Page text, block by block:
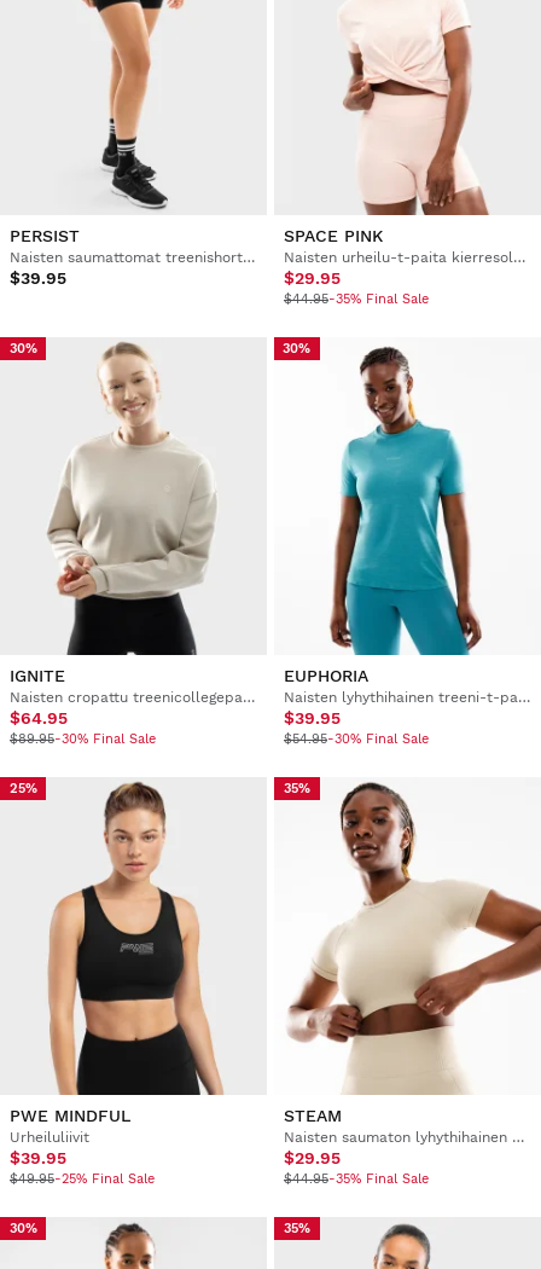
PERSIST
Naisten saumattomat treenishortsit
$39.95
SPACE PINK
Naisten urheilu-t-paita kierresolmulla
$29.95
$44.95-35% Final Sale
30%
IGNITE
Naisten cropattu treenicollegepaita
$64.95
$89.95-30% Final Sale
30%
EUPHORIA
Naisten lyhythihainen treeni-t-paita
$39.95
$54.95-30% Final Sale
25%
PWE MINDFUL
Urheiluliivit
$39.95
$49.95-25% Final Sale
35%
STEAM
Naisten saumaton lyhythihainen cropattu urheilu-t-paita
$29.95
$44.95-35% Final Sale
30% 35%